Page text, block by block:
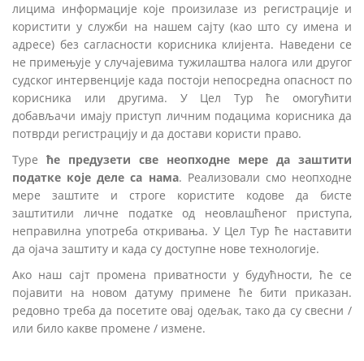
лицима информације које произилазе из регистрације и
користити у служби на нашем сајту (као што су имена и
адресе) без сагласности корисника клијента. Наведени се
не примењује у случајевима тужилаштва налога или другог
судског интервенције када постоји непосредна опасност по
корисника или другима. У Цел Тур ће омогућити
добављачи имају приступ личним подацима корисника да
потврди регистрацију и да достави користи право.
Туре ће предузети све неопходне мере да заштити
податке које деле са нама. Реализовали смо неопходне
мере заштите и строге користите кодове да бисте
заштитили личне податке од неовлашћеног приступа,
неправилна употреба откривања. У Цел Тур ће наставити
да ојача заштиту и када су доступне нове технологије.
Ако наш сајт промена приватности у будућности, ће се
појавити на новом датуму примене ће бити приказан.
редовно треба да посетите овај одељак, тако да су свесни /
или било какве промене / измене.